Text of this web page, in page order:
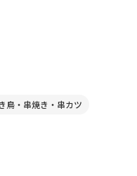
鳥・串焼き・串カツ